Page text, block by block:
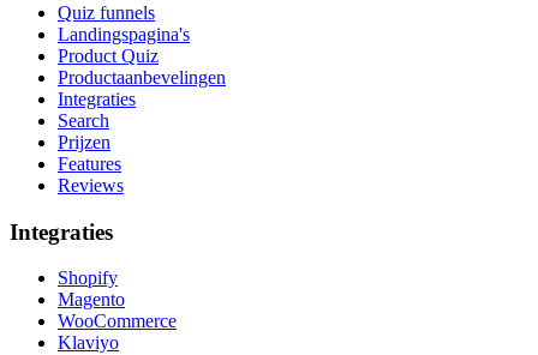
Quiz funnels
Landingspagina's
Product Quiz
Productaanbevelingen
Integraties
Search
Prijzen
Features
Reviews
Integraties
Shopify
Magento
WooCommerce
Klaviyo